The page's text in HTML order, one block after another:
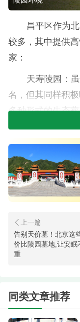
昌平区作为
较多，其中提供
家：
天寿陵园：
名，但其同样积
多种形式的生态
葬，其生态葬区
体，庄重而温馨
和服务有充分保
的选择。
炎黄陵园：
景仰园陵园
陵保护区内的合
既能享受卓越的
成本实现入土为安
告别天价墓！北京这
价比陵园墓地,让安眠
重
同类文章推荐